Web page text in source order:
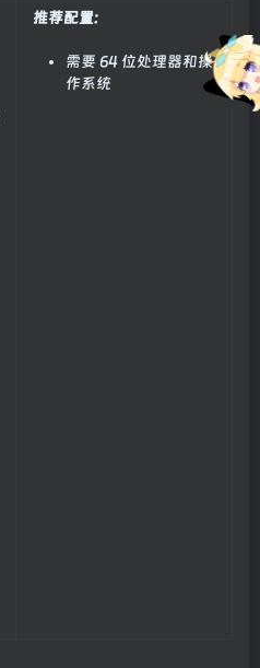
推荐配置:
需要 64 位处理器和操
作系统